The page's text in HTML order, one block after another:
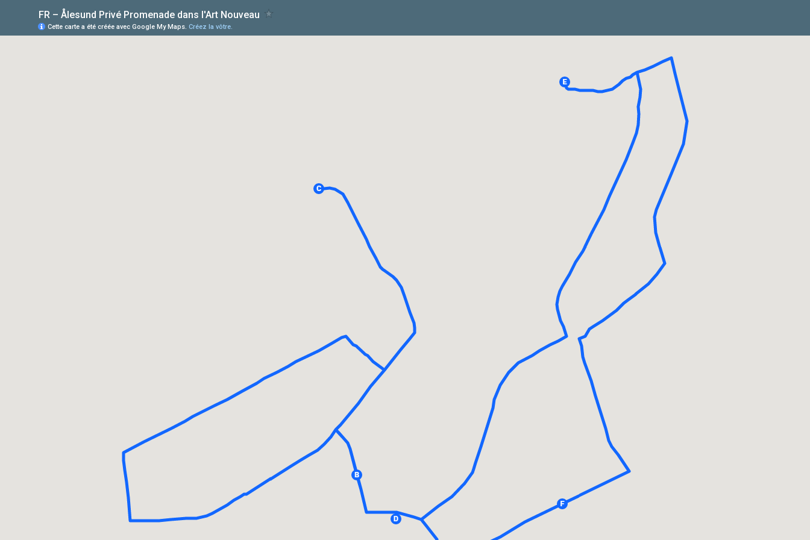
FR – Ålesund Privé Promenade dans l'Art Nouveau
Cette carte a été créée avec Google My Maps. Créez la vôtre.